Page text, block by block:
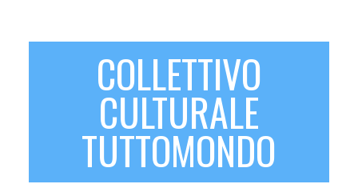
COLLETTIVO
CULTURALE
TUTTOMONDO